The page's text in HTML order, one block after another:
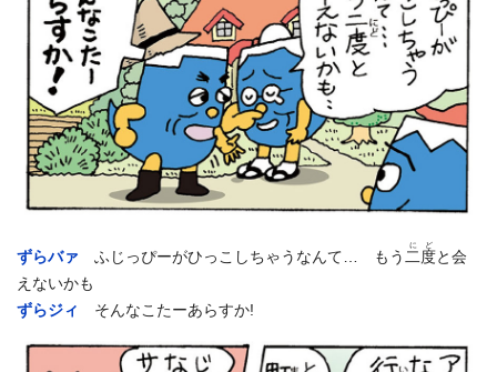
ずらバァ ふじっぴーがひっこしちゃうなんて… もう 二度
にど
と会
えないかも
ずらジィ そんなこたーあらすか!